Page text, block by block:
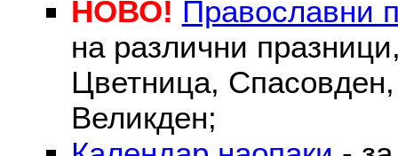
НОВО! Православни
на различни
Цветница, Спасовден,
Великден;